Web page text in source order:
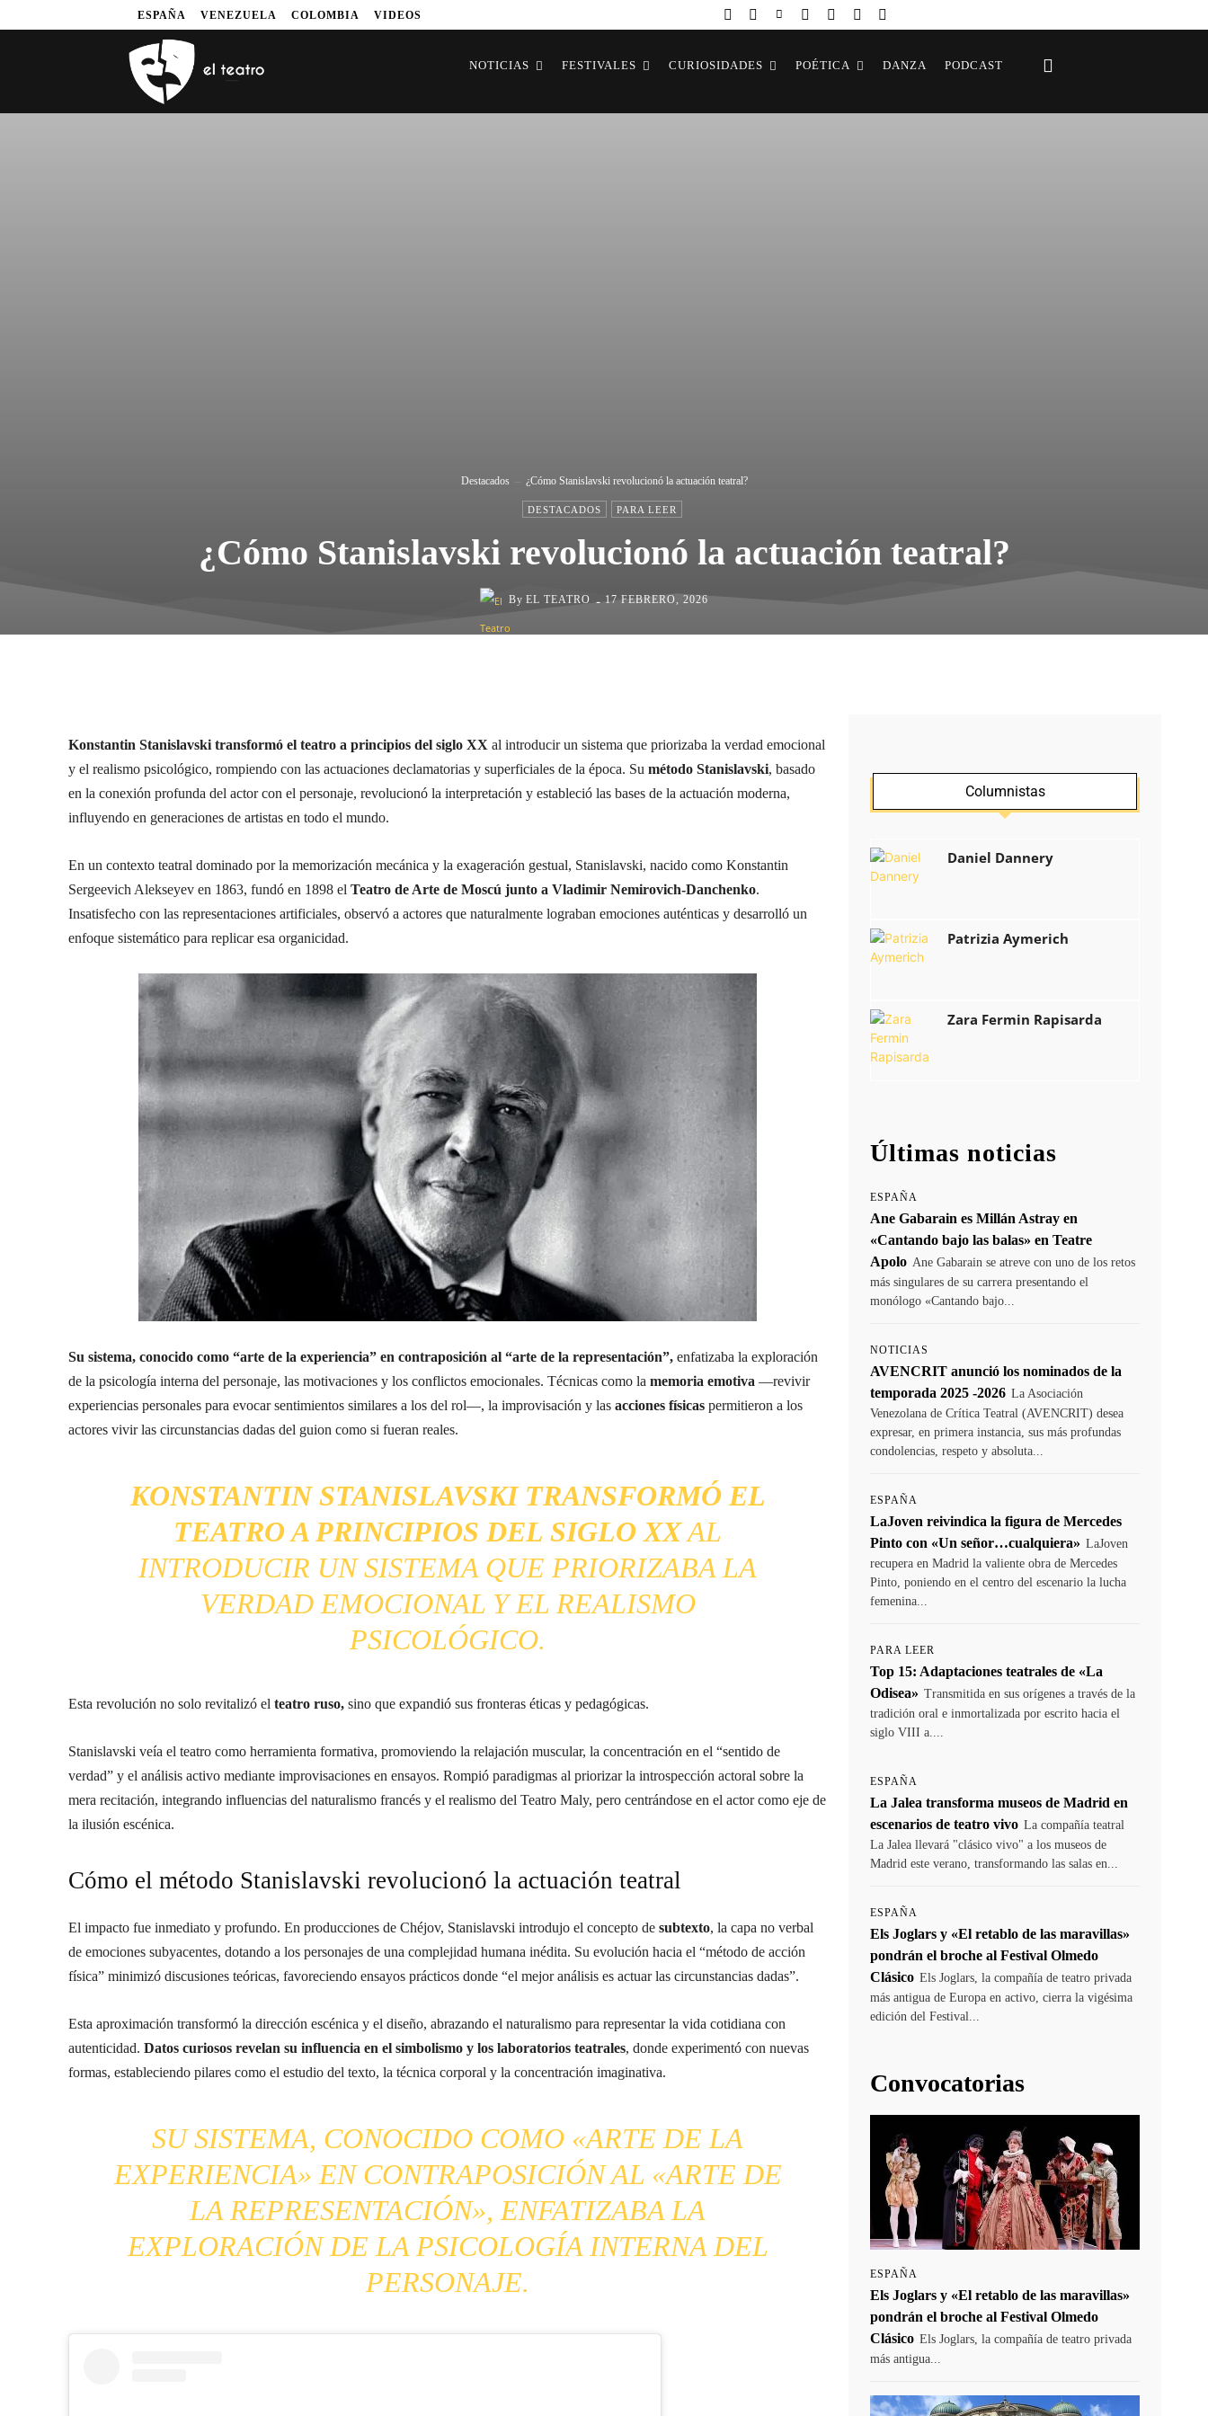
ESPAÑA VENEZUELA COLOMBIA VIDEOS
NOTICIAS FESTIVALES CURIOSIDADES POÉTICA DANZA PODCAST
Destacados ¿Cómo Stanislavski revolucionó la actuación teatral?
DESTACADOS PARA LEER
¿Cómo Stanislavski revolucionó la actuación teatral?
By EL TEATRO - 17 FEBRERO, 2026
Konstantin Stanislavski transformó el teatro a principios del siglo XX al introducir un sistema que priorizaba la verdad emocional
y el realismo psicológico, rompiendo con las actuaciones declamatorias y superficiales de la época. Su método Stanislavski, basado
en la conexión profunda del actor con el personaje, revolucionó la interpretación y estableció las bases de la actuación moderna,
influyendo en generaciones de artistas en todo el mundo.
En un contexto teatral dominado por la memorización mecánica y la exageración gestual, Stanislavski, nacido como Konstantin
Sergeevich Alekseyev en 1863, fundó en 1898 el Teatro de Arte de Moscú junto a Vladimir Nemirovich-Danchenko.
Insatisfecho con las representaciones artificiales, observó a actores que naturalmente lograban emociones auténticas y desarrolló un
enfoque sistemático para replicar esa organicidad.
Su sistema, conocido como “arte de la experiencia” en contraposición al “arte de la representación”, enfatizaba la exploración
de la psicología interna del personaje, las motivaciones y los conflictos emocionales. Técnicas como la memoria emotiva —revivir
experiencias personales para evocar sentimientos similares a los del rol—, la improvisación y las acciones físicas permitieron a los
actores vivir las circunstancias dadas del guion como si fueran reales.
KONSTANTIN STANISLAVSKI TRANSFORMÓ EL
TEATRO A PRINCIPIOS DEL SIGLO XXAL
INTRODUCIR UN SISTEMA QUE PRIORIZABA LA
VERDAD EMOCIONAL Y EL REALISMO
PSICOLÓGICO.
Esta revolución no solo revitalizó el teatro ruso, sino que expandió sus fronteras éticas y pedagógicas.
Stanislavski veía el teatro como herramienta formativa, promoviendo la relajación muscular, la concentración en el “sentido de
verdad” y el análisis activo mediante improvisaciones en ensayos. Rompió paradigmas al priorizar la introspección actoral sobre la
mera recitación, integrando influencias del naturalismo francés y el realismo del Teatro Maly, pero centrándose en el actor como eje de
la ilusión escénica.
Cómo el método Stanislavski revolucionó la actuación teatral
El impacto fue inmediato y profundo. En producciones de Chéjov, Stanislavski introdujo el concepto de subtexto, la capa no verbal
de emociones subyacentes, dotando a los personajes de una complejidad humana inédita. Su evolución hacia el “método de acción
física” minimizó discusiones teóricas, favoreciendo ensayos prácticos donde “el mejor análisis es actuar las circunstancias dadas”.
Esta aproximación transformó la dirección escénica y el diseño, abrazando el naturalismo para representar la vida cotidiana con
autenticidad. Datos curiosos revelan su influencia en el simbolismo y los laboratorios teatrales, donde experimentó con nuevas
formas, estableciendo pilares como el estudio del texto, la técnica corporal y la concentración imaginativa.
SU SISTEMA, CONOCIDO COMO «ARTE DE LA
EXPERIENCIA» EN CONTRAPOSICIÓN AL «ARTE DE
LA REPRESENTACIÓN», ENFATIZABA LA
EXPLORACIÓN DE LA PSICOLOGÍA INTERNA DEL
PERSONAJE.
Columnistas
Daniel Dannery
Patrizia Aymerich
Zara Fermin Rapisarda
Últimas noticias
ESPAÑA
Ane Gabarain es Millán Astray en
«Cantando bajo las balas» en Teatre
Apolo Ane Gabarain se atreve con uno de los retos
más singulares de su carrera presentando el
monólogo «Cantando bajo...
NOTICIAS
AVENCRIT anunció los nominados de la
temporada 2025 -2026 La Asociación
Venezolana de Crítica Teatral (AVENCRIT) desea
expresar, en primera instancia, sus más profundas
condolencias, respeto y absoluta...
ESPAÑA
LaJoven reivindica la figura de Mercedes
Pinto con «Un señor…cualquiera» LaJoven
recupera en Madrid la valiente obra de Mercedes
Pinto, poniendo en el centro del escenario la lucha
femenina...
PARA LEER
Top 15: Adaptaciones teatrales de «La
Odisea» Transmitida en sus orígenes a través de la
tradición oral e inmortalizada por escrito hacia el
siglo VIII a....
ESPAÑA
La Jalea transforma museos de Madrid en
escenarios de teatro vivo La compañía teatral
La Jalea llevará "clásico vivo" a los museos de
Madrid este verano, transformando las salas en...
ESPAÑA
Els Joglars y «El retablo de las maravillas»
pondrán el broche al Festival Olmedo
Clásico Els Joglars, la compañía de teatro privada
más antigua de Europa en activo, cierra la vigésima
edición del Festival...
Convocatorias
ESPAÑA
Els Joglars y «El retablo de las maravillas»
pondrán el broche al Festival Olmedo
Clásico Els Joglars, la compañía de teatro privada
más antigua...